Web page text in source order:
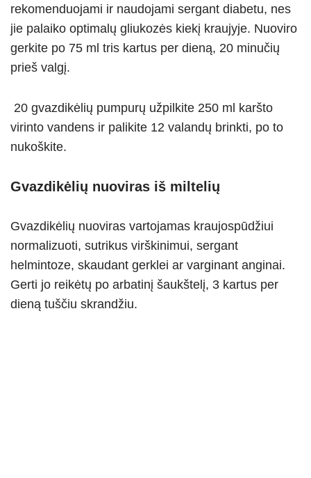
rekomenduojami ir naudojami sergant diabetu, nes
jie palaiko optimalų gliukozės kiekį kraujyje. Nuoviro
gerkite po 75 ml tris kartus per dieną, 20 minučių
prieš valgį.
20 gvazdikėlių pumpurų užpilkite 250 ml karšto
virinto vandens ir palikite 12 valandų brinkti, po to
nukoškite.
Gvazdikėlių nuoviras iš miltelių
Gvazdikėlių nuoviras vartojamas kraujospūdžiui
normalizuoti, sutrikus virškinimui, sergant
helmintoze, skaudant gerklei ar varginant anginai.
Gerti jo reikėtų po arbatinį šaukštelį, 3 kartus per
dieną tuščiu skrandžiu.